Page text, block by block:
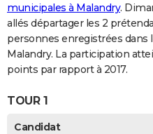
municipales à Malandry.
allés départager les 2
personnes enregistrées dans
Malandry. La participation
points par rapport à 2017.
TOUR 1
Candidat